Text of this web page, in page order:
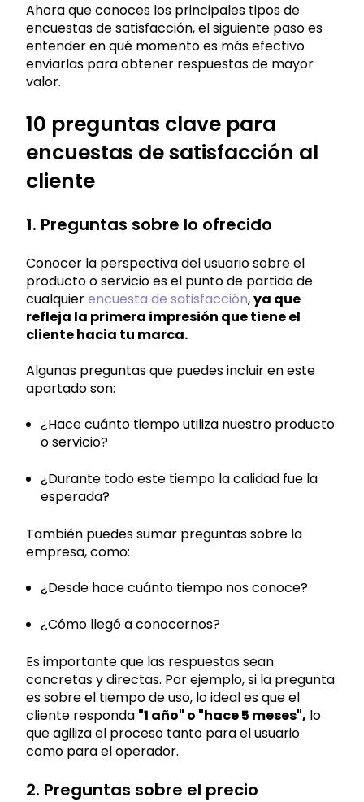
Ahora que conoces los principales tipos de
encuestas de satisfacción, el siguiente paso es
entender en qué momento es más efectivo
enviarlas para obtener respuestas de mayor
valor.
10 preguntas clave para
encuestas de satisfacción al
cliente
1. Preguntas sobre lo ofrecido
Conocer la perspectiva del usuario sobre el
producto o servicio es el punto de partida de
cualquierencuesta de satisfacción,ya que
refleja la primera impresión que tiene el
cliente hacia tu marca.
Algunas preguntas que puedes incluir en este
apartado son:
¿Hace cuánto tiempo utiliza nuestro producto
o servicio?
¿Durante todo este tiempo la calidad fue la
esperada?
También puedes sumar preguntas sobre la
empresa, como:
¿Desde hace cuánto tiempo nos conoce?
¿Cómo llegó a conocernos?
Es importante que las respuestas sean
concretas y directas. Por ejemplo, si la pregunta
es sobre el tiempo de uso, lo ideal es que el
cliente responda "1 año" o "hace 5 meses", lo
que agiliza el proceso tanto para el usuario
como para el operador.
2. Preguntas sobre el precio